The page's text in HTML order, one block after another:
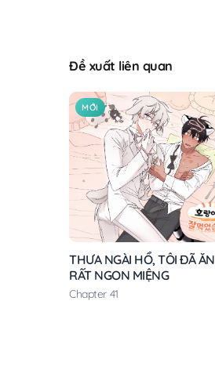
Đề xuất liên quan
MỚI
THƯA NGÀI HỔ, TÔI ĐÃ ĂN
RẤT NGON MIỆNG
Chapter 41